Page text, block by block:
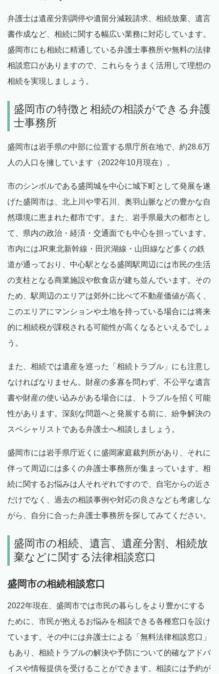
弁護士は遺産分割調停や遺留分減殺請求、相続放棄、遺言
書作成など、相続に関する幅広い業務に対応しています。
盛岡市にも相続に精通している弁護士事務所や無料の法律
相談窓口がありますので、これらをうまく活用して理想の
相続を実現しましょう。
盛岡市の特徴と相続の相談ができる弁護
士事務所
盛岡市は岩手県の中部に位置する県庁所在地で、約28.6万
人の人口を擁しています（2022年10月現在）。
市のシンボルである盛岡城を中心に城下町として発展を遂
げた盛岡市は、北上川や雫石川、奥羽山脈などの豊かな自
然環境に恵まれた都市です。また、岩手県最大の都市とし
て、県内の政治・経済・交通面でも中心を担っています。
市内にはJR東北新幹線・田沢湖線・山田線など多くの鉄
道が通っており、中心駅となる盛岡駅周辺には市民の生活
の支柱となる商業施設や飲食店が建ち並んでいます。その
ため、駅周辺のエリアは郊外に比べて不動産価値が高く、
このエリアにマンションや土地を持っている場合には将来
的に相続税が課税される可能性が高くなるといえるでしょ
う。
また、相続では遺産を巡った「相続トラブル」にも注意し
なければなりません。財産の多寡を問わず、不公平な遺言
書や財産の使い込みがある場合には、トラブルを招く可能
性があります。深刻な問題へと発展する前に、紛争解決の
スペシャリストである弁護士へ相談しましょう。
盛岡市には岩手県庁近くに盛岡家庭裁判所があり、それに
伴って周辺には多くの弁護士事務所が集まっています。相
続に関するお悩みは人それぞれですので、自宅からの近さ
だけでなく、過去の相談事例や対応の良さなども考慮しな
がら、自分に合った弁護士事務所を探してみてください。
盛岡市の相続、遺言、遺産分割、相続放
棄などに関する法律相談窓口
盛岡市の相続相談窓口
2022年現在、盛岡市では市民の暮らしをより豊かにする
ために、市民が抱えるお悩みを相談できる各種窓口を設け
ています。その中には弁護士による「無料法律相談窓口」
もあり、相続トラブルの解決や予防について的確なアドバ
イスや情報提供を受けることができます。相談には予約が